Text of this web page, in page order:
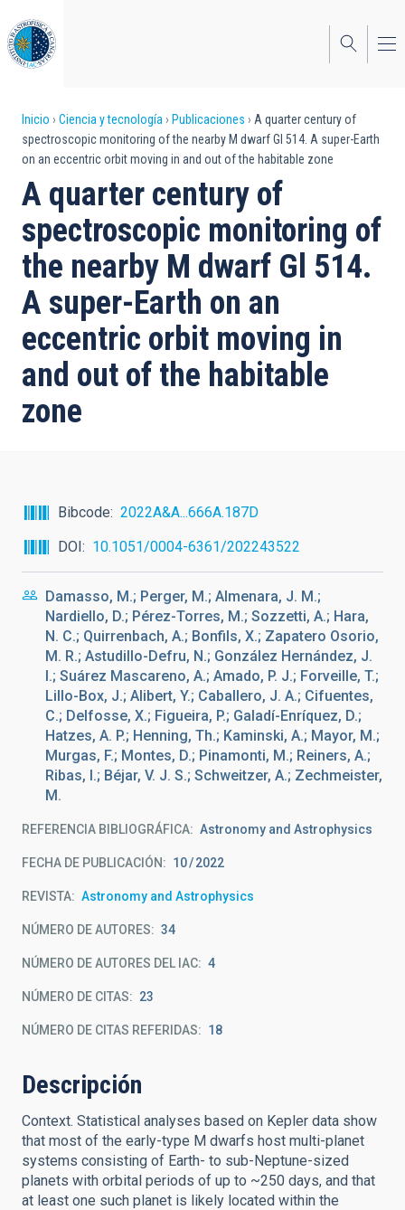
al
contenido
principal
Sobrescribir
enlaces
de
ayuda
a
la
navegación
Inicio Ciencia y tecnología Publicaciones
A quarter century of
spectroscopic monitoring of the nearby M dwarf Gl 514. A super-Earth
on an eccentric orbit moving in and out of the habitable zone
A quarter century of
spectroscopic monitoring of
the nearby M dwarf Gl 514.
A super-Earth on an
eccentric orbit moving in
and out of the habitable
zone
Bibcode
2022A&A...666A.187D
DOI
10.1051/0004-6361/202243522
Damasso, M.; Perger, M.; Almenara, J. M.;
Nardiello, D.; Pérez-Torres, M.; Sozzetti, A.; Hara,
N. C.; Quirrenbach, A.; Bonfils, X.; Zapatero Osorio,
M. R.; Astudillo-Defru, N.; González Hernández, J.
I.; Suárez Mascareno, A.; Amado, P. J.; Forveille, T.;
Lillo-Box, J.; Alibert, Y.; Caballero, J. A.; Cifuentes,
C.; Delfosse, X.; Figueira, P.; Galadí-Enríquez, D.;
Hatzes, A. P.; Henning, Th.; Kaminski, A.; Mayor, M.;
Murgas, F.; Montes, D.; Pinamonti, M.; Reiners, A.;
Ribas, I.; Béjar, V. J. S.; Schweitzer, A.; Zechmeister,
M.
REFERENCIA BIBLIOGRÁFICA Astronomy and Astrophysics
FECHA DE PUBLICACIÓN: 10 2022
REVISTA Astronomy and Astrophysics
NÚMERO DE AUTORES 34
NÚMERO DE AUTORES DEL IAC 4
NÚMERO DE CITAS 23
NÚMERO DE CITAS REFERIDAS 18
Descripción
Context. Statistical analyses based on Kepler data show
that most of the early-type M dwarfs host multi-planet
systems consisting of Earth- to sub-Neptune-sized
planets with orbital periods of up to ~250 days, and that
at least one such planet is likely located within the